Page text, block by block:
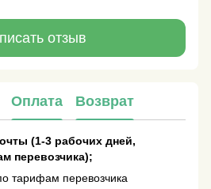
отзыв
Оплата Возврат
(1-3 рабочих дней,
перевозчика);
тарифам перевозчика